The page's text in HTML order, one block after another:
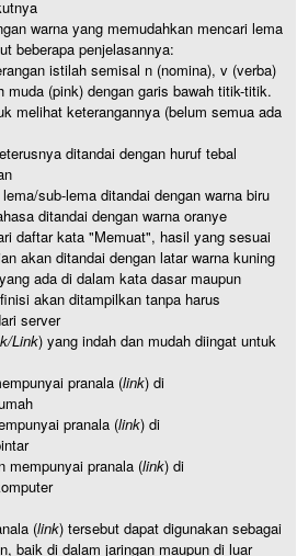
warna yang memudahkan mencari lema
beberapa penjelasannya:
istilah semisal n (nomina), v (verba)
muda (pink) dengan garis bawah titik-titik.
melihat keterangannya (belum semua ada
ditandai dengan huruf tebal
sub-lema ditandai dengan warna biru
ditandai dengan warna oranye
daftar kata "Memuat", hasil yang sesuai
akan ditandai dengan latar warna kuning
ada di dalam kata dasar maupun
akan ditampilkan tanpa harus
server
Link) yang indah dan mudah diingat untuk
pranala (link) di
pranala (link) di
mempunyai pranala (link) di
(link) tersebut dapat digunakan sebagai
baik di dalam jaringan maupun di luar